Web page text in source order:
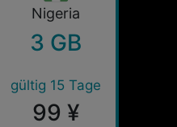
Nigeria
3 GB
gültig 15 Tage
99 ¥